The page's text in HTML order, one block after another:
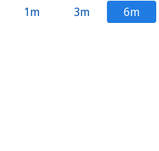
1m 3m 6m